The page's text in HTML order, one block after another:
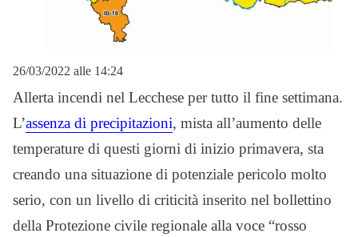
26/03/2022 alle 14:24
Allerta incendi nel Lecchese per tutto il fine settimana.
L’assenza di precipitazioni, mista all’aumento delle
temperature di questi giorni di inizio primavera, sta
creando una situazione di potenziale pericolo molto
serio, con un livello di criticità inserito nel bollettino
della Protezione civile regionale alla voce “rosso